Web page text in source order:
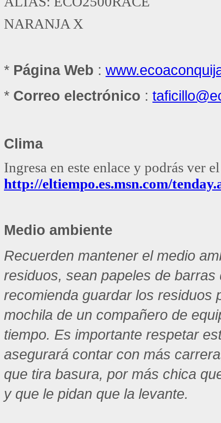
NARANJA X
* Página Web :
* Correo electrónico :
Clima
Ingresa en este enlace y podrás ver
http://eltiempo.es.msn.com/
Medio ambiente
Recuerden mantener el medio
residuos, sean papeles de
recomienda guardar los residuos
mochila de un compañero de
tiempo. Es importante respetar
asegurará contar con más
que tira basura, por más chica
y que le pidan que la levante.